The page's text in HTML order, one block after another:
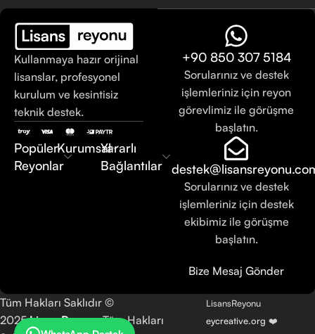
Kullanmaya hazır orijinal
lisanslar, profesyonel
kurulum ve kesintisiz
teknik destek.
Popüler
Reyonlar
KurumsalYararlı
Bağlantılar
+90 850 307 5184
Sorularınız ve destek
işlemleriniz için reyon
görevlimiz ile görüşme
başlatın.
Sorularınız ve destek
işlemleriniz için destek
ekibimiz ile görüşme
başlatın.
Bize Mesaj Gönder
Tüm Hakları Saklıdır ©
2025LisansReyonuTüm Hakları
LisansReyonu
eycreative.org ❤️